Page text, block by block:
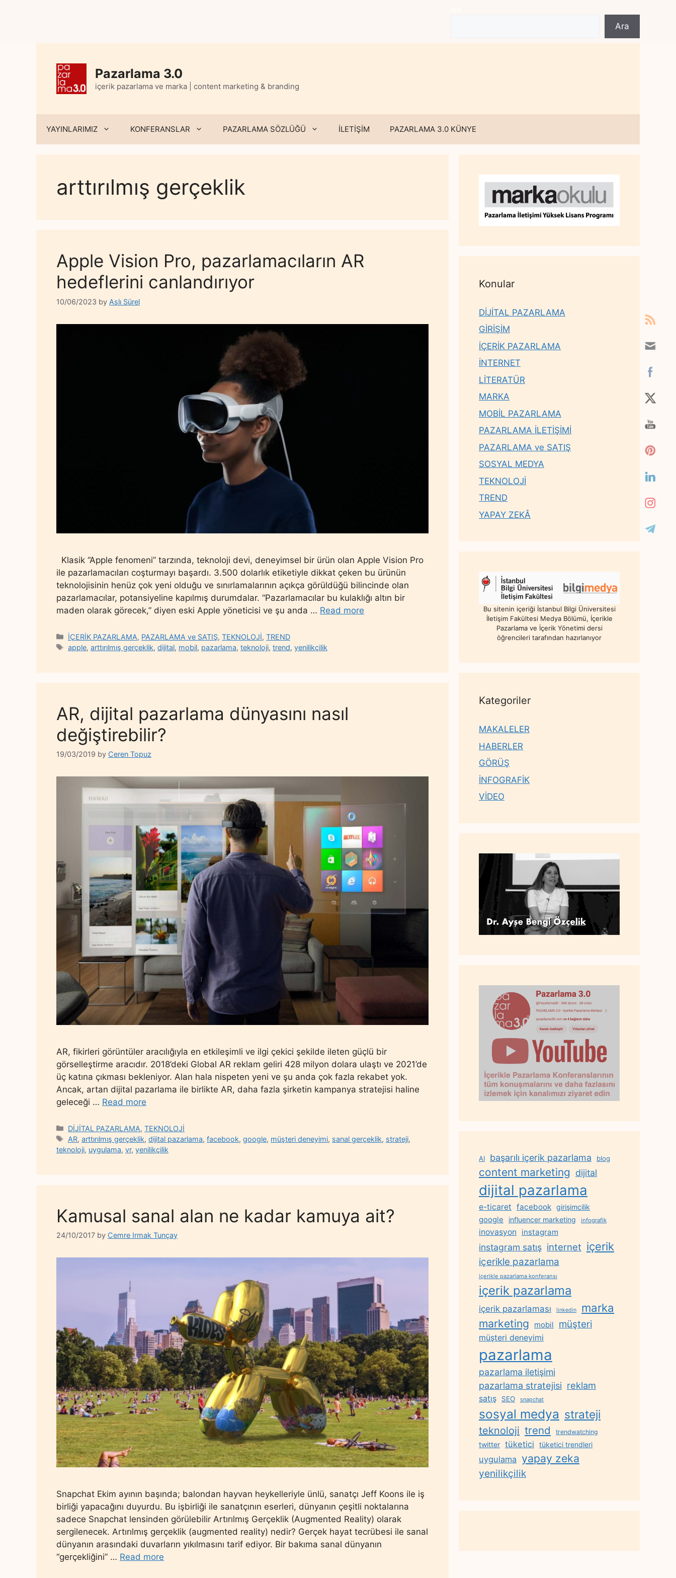
Ara
Pazarlama 3.0
içerik pazarlama ve marka | content marketing & branding
YAYINLARIMIZ KONFERANSLAR PAZARLAMA SÖZLÜĞÜ İLETİŞİM PAZARLAMA 3.0 KÜNYE
arttırılmış gerçeklik
Apple Vision Pro, pazarlamacıların AR
hedeflerini canlandırıyor
10/06/2023 by Aslı Sürel
Klasik “Apple fenomeni” tarzında, teknoloji devi, deneyimsel bir ürün olan Apple Vision Pro
ile pazarlamacıları coşturmayı başardı. 3.500 dolarlık etiketiyle dikkat çeken bu ürünün
teknolojisinin henüz çok yeni olduğu ve sınırlamalarının açıkça görüldüğü bilincinde olan
pazarlamacılar, potansiyeline kapılmış durumdalar. “Pazarlamacılar bu kulaklığı altın bir
maden olarak görecek,” diyen eski Apple yöneticisi ve şu anda … Read more
Categories
İÇERİK PAZARLAMA, PAZARLAMA ve SATIŞ,TEKNOLOJİ,TREND
Tags
apple,arttırılmış gerçeklik,dijital, mobil, pazarlama,teknoloji,trend,yenilikçilik
AR, dijital pazarlama dünyasını nasıl
değiştirebilir?
19/03/2019 by Ceren Topuz
AR, fikirleri görüntüler aracılığıyla en etkileşimli ve ilgi çekici şekilde ileten güçlü bir
görselleştirme aracıdır. 2018’deki Global AR reklam geliri 428 milyon dolara ulaştı ve 2021’de
üç katına çıkması bekleniyor. Alan hala nispeten yeni ve şu anda çok fazla rekabet yok.
Ancak, artan dijital pazarlama ile birlikte AR, daha fazla şirketin kampanya stratejisi haline
geleceği … Read more
Categories
DİJİTAL PAZARLAMA,TEKNOLOJİ
Tags
AR,arttırılmış gerçeklik,dijital pazarlama,facebook,google, müşteri deneyimi, sanal gerçeklik, strateji,
teknoloji, uygulama, vr, yenilikçilik
Kamusal sanal alan ne kadar kamuya ait?
24/10/2017 by Cemre Irmak Tunçay
Snapchat Ekim ayının başında; balondan hayvan heykelleriyle ünlü, sanatçı Jeff Koons ile iş
birliği yapacağını duyurdu. Bu işbirliği ile sanatçının eserleri, dünyanın çeşitli noktalarına
sadece Snapchat lensinden görülebilir Artırılmış Gerçeklik (Augmented Reality) olarak
sergilenecek. Artırılmış gerçeklik (augmented reality) nedir? Gerçek hayat tecrübesi ile sanal
dünyanın arasındaki duvarların yıkılmasını tarif ediyor. Bir bakıma sanal dünyanın
“gerçekliğini” … Read more
Konular
DİJİTAL PAZARLAMA
GİRİŞİM
İÇERİK PAZARLAMA
İNTERNET
LİTERATÜR
MARKA
MOBİL PAZARLAMA
PAZARLAMA İLETİŞİMİ
PAZARLAMA ve SATIŞ
SOSYAL MEDYA
TEKNOLOJİ
TREND
YAPAY ZEKÂ
Bu sitenin içeriği İstanbul Bilgi Üniversitesi
İletişim Fakültesi Medya Bölümü, İçerikle
Pazarlama ve İçerik Yönetimi dersi
öğrencileri tarafından hazırlanıyor
Kategoriler
MAKALELER
HABERLER
GÖRÜŞ
İNFOGRAFİK
VİDEO
AI başarılı içerik pazarlama blog
content marketing dijital
dijital pazarlama
e-ticaret facebook girişimcilik
google influencer marketing infografik
inovasyon instagram
instagram satış internet içerik
içerikle pazarlama
içerikle pazarlama konferansı
içerik pazarlama
içerik pazarlaması linkedin marka
marketing mobil müşteri
müşteri deneyimi
pazarlama
pazarlama iletişimi
pazarlama stratejisi reklam
satış SEO snapchat
sosyal medya strateji
teknoloji trend trendwatching
twitter tüketici tüketici trendleri
uygulama yapay zeka
yenilikçilik